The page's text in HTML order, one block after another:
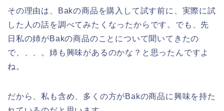
その理由は、Bakの商品を購入して試す前に、実際に試
した人の話を調べてみたくなったからです。でも、先
日私の姉がBakの商品のことについて聞いてきたの
で、、、。姉も興味があるのかな？と思ったんですよ
ね。
だから、私も含め、多くの方がBakの商品に興味を持た